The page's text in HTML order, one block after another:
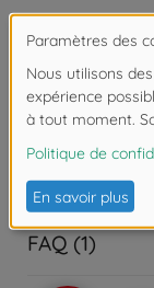
moins
Les avis (1)
FAQ (1)